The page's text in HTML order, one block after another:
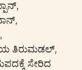
ಸಿರಿಯ ತಿರುಮಡಲ್,
ಸೇರಿದ